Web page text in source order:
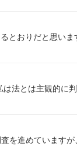
とおりだと思い
法とは主観的に
を進めています